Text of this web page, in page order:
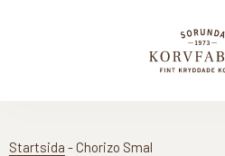
Startsida -Chorizo Smal